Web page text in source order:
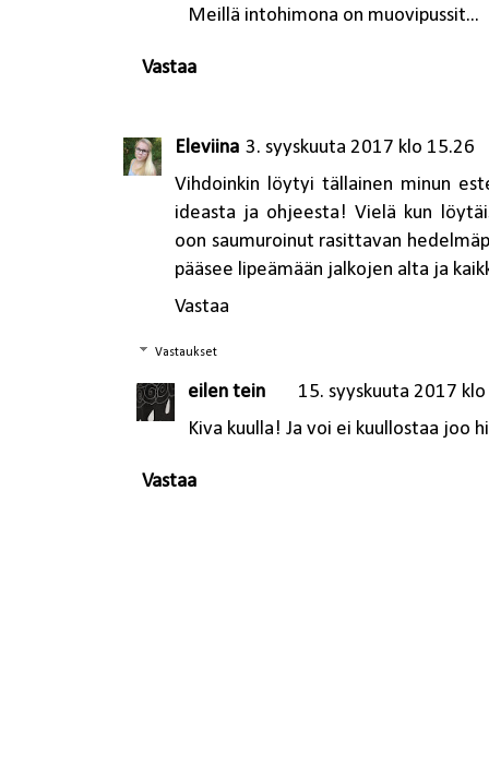
Meillä intohimona on muovipussit...
Vastaa
Eleviina 3. syyskuuta 2017 klo 15.26
Vihdoinkin löytyi tällainen minun
ideasta ja ohjeesta! Vielä kun
oon saumuroinut rasittavan
pääsee lipeämään jalkojen alta ja
Vastaa
Vastaukset
eilen tein
15. syyskuuta 2017
Kiva kuulla! Ja voi ei kuullostaa joo
Vastaa